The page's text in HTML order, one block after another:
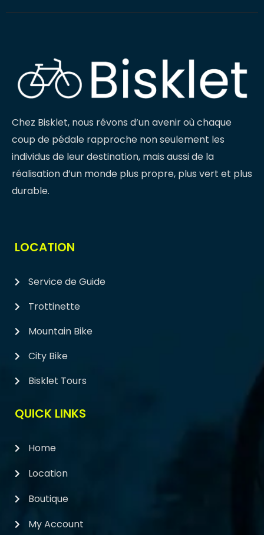
Chez Bisklet, nous rêvons d’un avenir où chaque
coup de pédale rapproche non seulement les
individus de leur destination, mais aussi de la
réalisation d’un monde plus propre, plus vert et plus
durable.
LOCATION
Service de Guide
Trottinette
Mountain Bike
City Bike
Bisklet Tours
QUICK LINKS
Home
Location
Boutique
My Account